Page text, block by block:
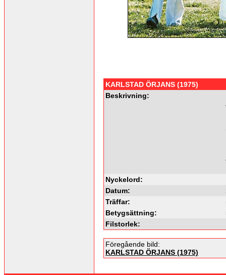
KARLSTAD ÖRJANS (1975)
Beskrivning:
Nyckelord:
Datum:
Träffar:
Betygsättning:
Filstorlek:
Föregående bild:
KARLSTAD ÖRJANS (1975)